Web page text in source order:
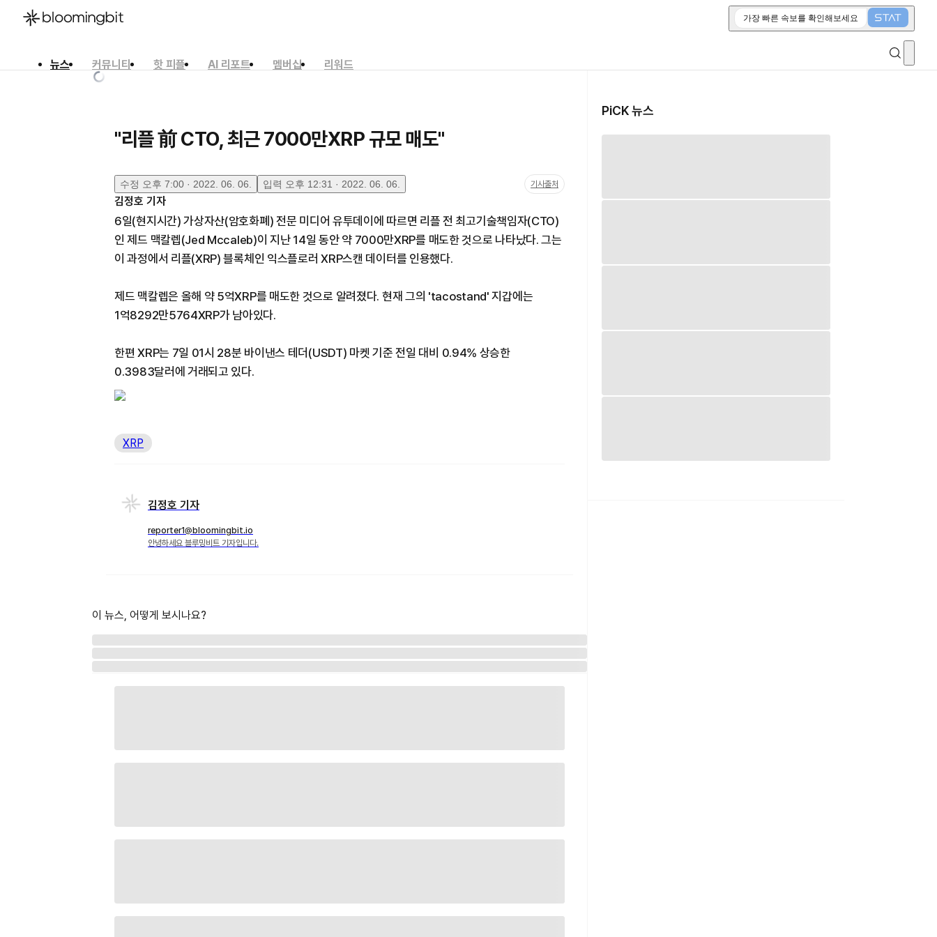
가장 빠른 속보를 확인해보세요
뉴스 커뮤니티 핫 피플 AI 리포트 멤버십
리워드
"리플 前 CTO, 최근 7000만XRP 규모 매도"
수정 오후 7:00 · 2022. 06. 06. 입력 오후 12:31 · 2022. 06. 06. 기사출처
김정호 기자
6일(현지시간) 가상자산(암호화폐) 전문 미디어 유투데이에 따르면 리플 전 최고기술책임자(CTO)
인 제드 맥칼렙(Jed Mccaleb)이 지난 14일 동안 약 7000만XRP를 매도한 것으로 나타났다. 그는
이 과정에서 리플(XRP) 블록체인 익스플로러 XRP스캔 데이터를 인용했다.
제드 맥칼렙은 올해 약 5억XRP를 매도한 것으로 알려졌다. 현재 그의 'tacostand' 지갑에는
1억8292만5764XRP가 남아있다.
한편 XRP는 7일 01시 28분 바이낸스 테더(USDT) 마켓 기준 전일 대비 0.94% 상승한
0.3983달러에 거래되고 있다.
XRP
김정호 기자
reporter1@bloomingbit.io
안녕하세요 블루밍비트 기자입니다.
이 뉴스, 어떻게 보시나요?
PiCK 뉴스